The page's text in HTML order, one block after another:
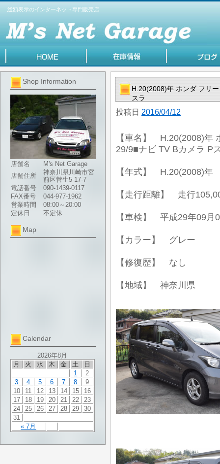
総額表示のインターネット専門販売店
Shop Information
店舗名
M's Net Garage
店舗住所
神奈川県川崎市宮
前区菅生5-17-7
電話番号
090-1439-0117
FAX番号
044-977-1962
営業時間
08:00～20:00
定休日
不定休
Map
Calendar
2026年8月
月
火 水 木 金 土 日
« 7月
1
2
3
4 5 6 7 8
9
10
11 12 13 14 15
16
17
18 19 20 21 22
23
24
25 26 27 28 29
30
31
H.20(2008)年 ホンダ フリ
スラ
投稿日 2016/04/12
【車名】 H.20(2008)年
29/9■ナビ TV Bカメラ P
【年式】 H.20(2008)年
【走行距離】 走行
【車検】 平成29年09月
【カラー】 グレー
【修復歴】 なし
【地域】 神奈川県